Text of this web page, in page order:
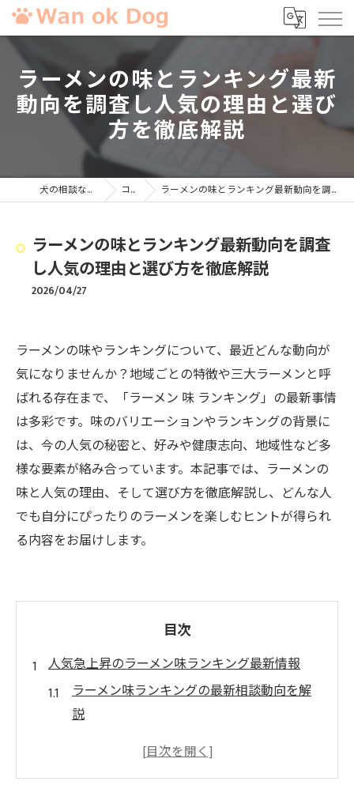
ラーメンの味とランキング最新
動向を調査し人気の理由と選び
方を徹底解説
犬の相談ならWan ok Dog コラム ラーメンの味とランキング最新動向を調査し人気の理由と選び方を徹底解説
ラーメンの味とランキング最新動向を調査
し人気の理由と選び方を徹底解説
2026/04/27
ラーメンの味やランキングについて、最近どんな動向が
気になりませんか？地域ごとの特徴や三大ラーメンと呼
ばれる存在まで、「ラーメン 味 ランキング」の最新事情
は多彩です。味のバリエーションやランキングの背景に
は、今の人気の秘密と、好みや健康志向、地域性など多
様な要素が絡み合っています。本記事では、ラーメンの
味と人気の理由、そして選び方を徹底解説し、どんな人
でも自分にぴったりのラーメンを楽しむヒントが得られ
る内容をお届けします。
目次
人気急上昇のラーメン味ランキング最新情報
ラーメン味ランキングの最新相談動向を解
説
今注目のラーメン味一覧と人気相談ポイン